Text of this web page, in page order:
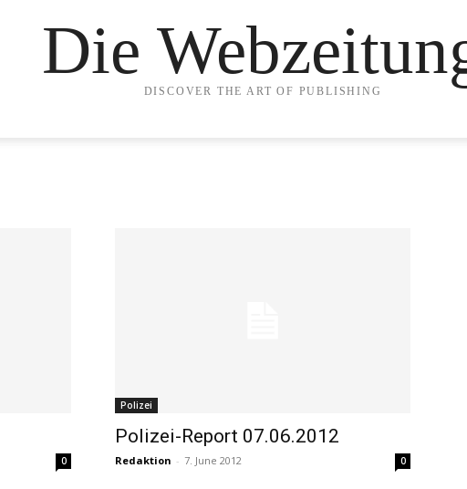
Die
DISCOVER THE ART OF PUBLISHING
0
Polizei
Polizei-Report 07.06.2012
Redaktion - 7. June 2012 0